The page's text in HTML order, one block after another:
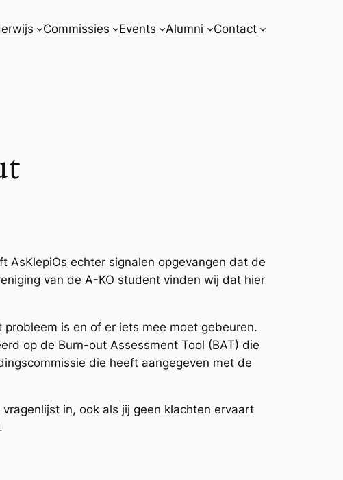
Commissies Events Alumni Contact
AsKlepiOs echter signalen opgevangen dat de
van de A-KO student vinden wij dat hier
is en of er iets mee moet gebeuren.
op de Burn-out Assessment Tool (BAT) die
die heeft aangegeven met de
in, ook als jij geen klachten ervaart